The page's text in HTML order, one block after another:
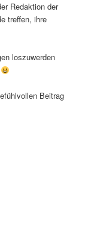
Redaktion der
treffen, ihre
loszuwerden
Beitrag